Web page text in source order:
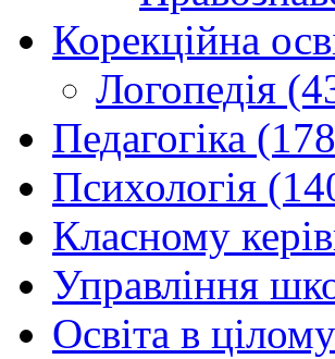
Корекційна
Логопедія
Педагогіка
Психологія
Класному
Управління
Освіта в